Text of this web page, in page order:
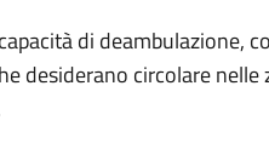
di deambulazione,
desiderano circolare